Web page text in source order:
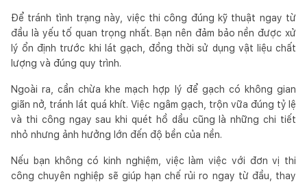
Để tránh tình trạng này, việc thi công đúng kỹ thuật ngay từ
đầu là yếu tố quan trọng nhất. Bạn nên đảm bảo nền được xử
lý ổn định trước khi lát gạch, đồng thời sử dụng vật liệu chất
lượng và đúng quy trình.
Ngoài ra, cần chừa khe mạch hợp lý để gạch có không gian
giãn nở, tránh lát quá khít. Việc ngâm gạch, trộn vữa đúng tỷ lệ
và thi công ngay sau khi quét hồ dầu cũng là những chi tiết
nhỏ nhưng ảnh hưởng lớn đến độ bền của nền.
Nếu bạn không có kinh nghiệm, việc làm việc với đơn vị thi
công chuyên nghiệp sẽ giúp hạn chế rủi ro ngay từ đầu, thay